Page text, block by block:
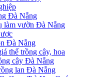
Đà Nẵng
làm vườn Đà Nẵng
Đà Nẵng
thể trồng cây, hoa
cây Đà Nẵng
lan Đà Nẵng